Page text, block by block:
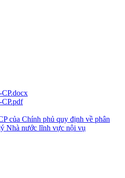
của Chính phủ quy định về phân
Nhà nước lĩnh vực nội vụ